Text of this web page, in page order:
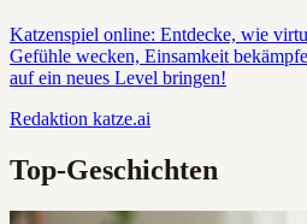
Katzenspiel online: Entdecke, wie
Gefühle wecken, Einsamkeit
auf ein neues Level bringen!
Redaktion katze.ai
Top-Geschichten